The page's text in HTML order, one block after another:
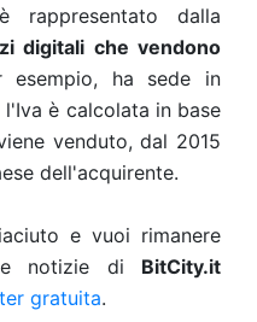
rappresentato dalla
digitali che vendono
esempio, ha sede in
è calcolata in base
venduto, dal 2015
dell'acquirente.
e vuoi rimanere
notizie di BitCity.it
gratuita.